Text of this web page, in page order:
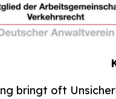
bringt oft